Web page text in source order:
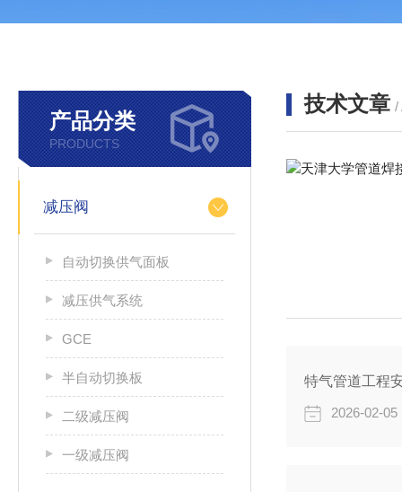
产品分类
PRODUCTS
减压阀
自动切换供气面板
减压供气系统
GCE
半自动切换板
二级减压阀
一级减压阀
技术文章 /
特气管道工程
2026-02-05